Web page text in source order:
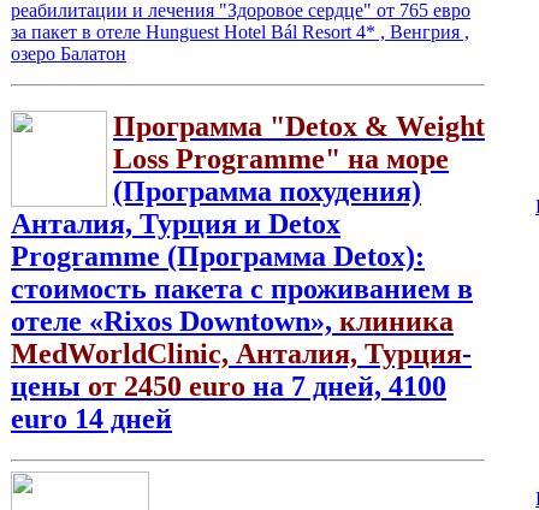
реабилитации и лечения "Здоровое сердце" от 765 евро
за пакет в отеле Hunguest Hotel Bál Resort 4* , Венгрия ,
озеро Балатон
Программа "Detox & Weight
Loss Programme" на море
(Программа похудения)
Анталия, Турция и Detox
Programme (Программа Detox):
стоимость пакета с проживанием в
отеле «Rixos Downtown», клиника
MedWorldClinic, Анталия, Турция-
цены от 2450 euro на 7 дней, 4100
euro 14 дней